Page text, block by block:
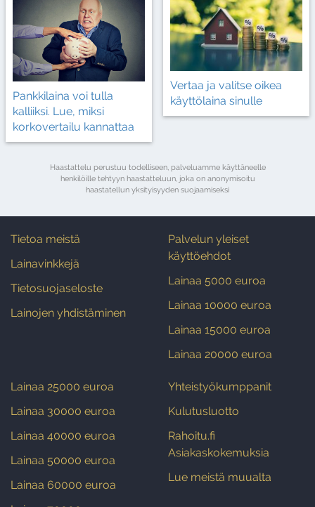
Pankkilaina voi tulla
kalliiksi. Lue, miksi
korkovertailu kannattaa
Vertaa ja valitse oikea
käyttölaina sinulle
Haastattelu perustuu todelliseen, palveluamme käyttäneelle
henkilöille tehtyyn haastatteluun, joka on anonymisoitu
haastatellun yksityisyyden suojaamiseksi
Tietoa meistä
Lainavinkkejä
Tietosuojaseloste
Lainojen yhdistäminen
Palvelun yleiset
käyttöehdot
Lainaa 5000 euroa
Lainaa 10000 euroa
Lainaa 15000 euroa
Lainaa 20000 euroa
Lainaa 25000 euroa
Lainaa 30000 euroa
Lainaa 40000 euroa
Lainaa 50000 euroa
Lainaa 60000 euroa
Yhteistyökumppanit
Kulutusluotto
Rahoitu.fi
Asiakaskokemuksia
Lue meistä muualta